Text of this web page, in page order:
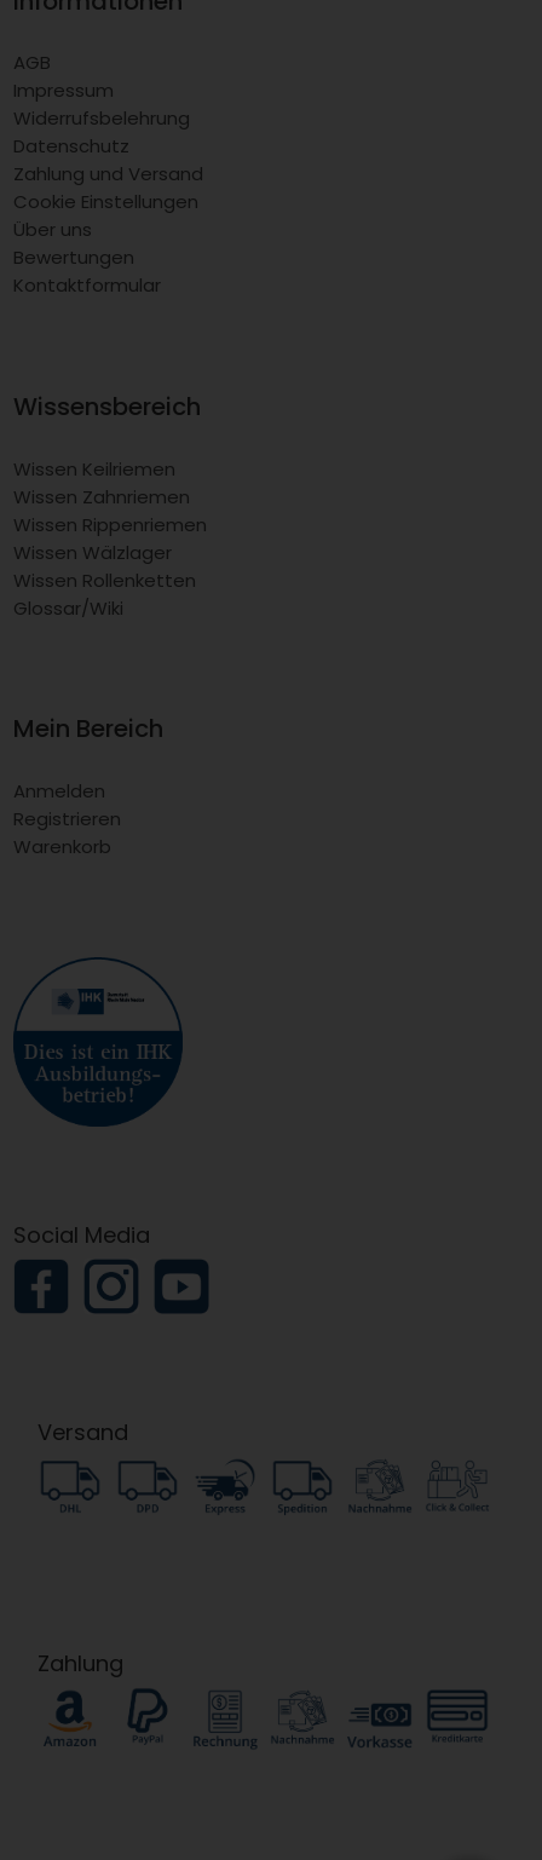
AGB
Impressum
Widerrufsbelehrung
Datenschutz
Zahlung und Versand
Cookie Einstellungen
Über uns
Bewertungen
Kontaktformular
Wissensbereich
Wissen Keilriemen
Wissen Zahnriemen
Wissen Rippenriemen
Wissen Wälzlager
Wissen Rollenketten
Glossar/Wiki
Mein Bereich
Anmelden
Registrieren
Warenkorb
Social Media
Versand
Zahlung